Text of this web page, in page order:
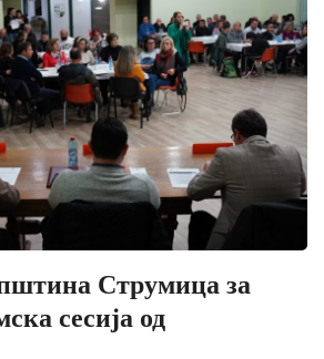
Струмица за
сесија од